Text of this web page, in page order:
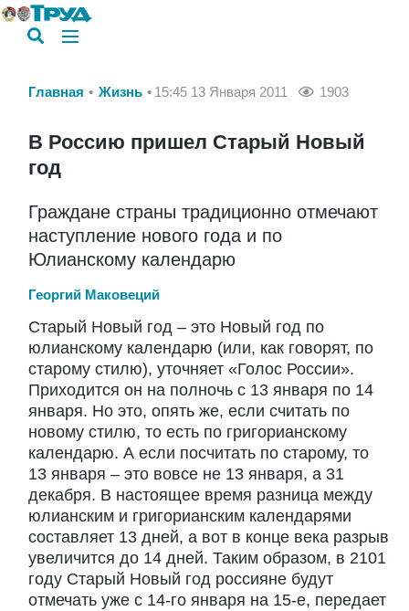
Главная Жизнь 15:45 13 Января 2011 1903
В Россию пришел Старый Новый
год
Граждане страны традиционно отмечают
наступление нового года и по
Юлианскому календарю
Георгий Маковеций
Старый Новый год – это Новый год по
юлианскому календарю (или, как говорят, по
старому стилю), уточняет «Голос России».
Приходится он на полночь с 13 января по 14
января. Но это, опять же, если считать по
новому стилю, то есть по григорианскому
календарю. А если посчитать по старому, то
13 января – это вовсе не 13 января, а 31
декабря. В настоящее время разница между
юлианским и григорианским календарями
составляет 13 дней, а вот в конце века разрыв
увеличится до 14 дней. Таким образом, в 2101
году Старый Новый год россияне будут
отмечать уже с 14-го января на 15-е, передает